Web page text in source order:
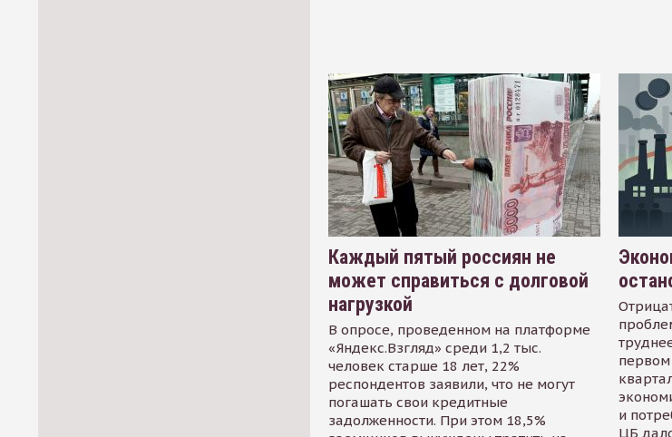
Каждый пятый россиян не
может справиться с долговой
нагрузкой
В опросе, проведенном на платформе
«Яндекс.Взгляд» среди 1,2 тыс.
человек старше 18 лет, 22%
респондентов заявили, что не могут
погашать свои кредитные
задолженности. При этом 18,5%
первом
и
ЦБ